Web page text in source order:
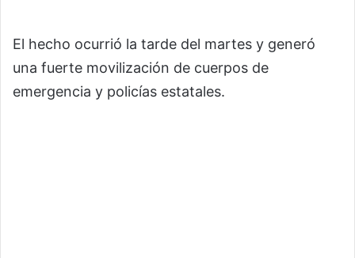
El hecho ocurrió la tarde del martes y generó
una fuerte movilización de cuerpos de
emergencia y policías estatales.